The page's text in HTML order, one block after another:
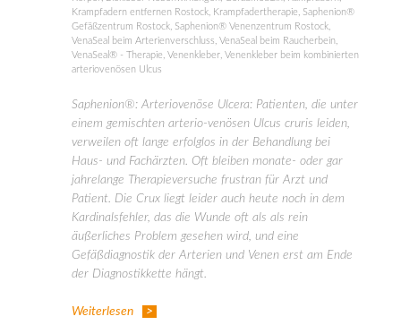
Krampfadern entfernen Rostock
Krampfadertherapie
Saphenion®
Gefäßzentrum Rostock Saphenion® Venenzentrum Rostock
VenaSeal beim Arterienverschluss VenaSeal beim Raucherbein
VenaSeal® - Therapie Venenkleber Venenkleber beim kombinierten
arteriovenösen Ulcus
Saphenion®: Arteriovenöse Ulcera: Patienten, die unter
einem gemischten arterio-venösen Ulcus cruris leiden,
verweilen oft lange erfolglos in der Behandlung bei
Haus- und Fachärzten. Oft bleiben monate- oder gar
jahrelange Therapieversuche frustran für Arzt und
Patient. Die Crux liegt leider auch heute noch in dem
Kardinalsfehler, das die Wunde oft als als rein
äußerliches Problem gesehen wird, und eine
Gefäßdiagnostik der Arterien und Venen erst am Ende
der Diagnostikkette hängt.
Weiterlesen